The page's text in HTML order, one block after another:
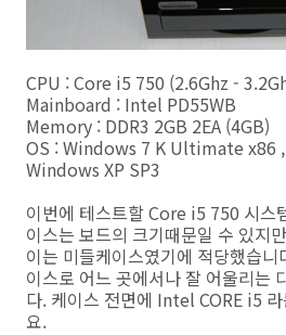
CPU : Core i5 750 (2.6Ghz -
Mainboard : Intel PD55WB
Memory : DDR3 2GB 2EA (4GB)
OS : Windows 7 K Ultimate x86
Windows XP SP3
이번에 테스트할 Core i5 750 시스
이스는 보드의 크기때문일 수 있지
이는 미들케이스였기에 적당했습
이스로 어느 곳에서나 잘 어울리는
다. 케이스 전면에 Intel CORE i5
요.